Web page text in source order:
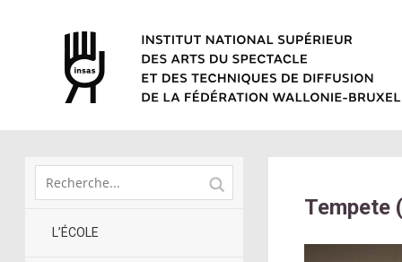
L’ÉCOLE
Tempete